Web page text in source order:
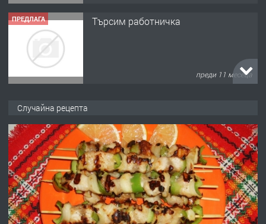
ПРЕДЛАГА Търсим работничка
преди 11 месеца
преди 1 година
ПРЕДЛАГА Работа за общи работници
Случайна рецепта